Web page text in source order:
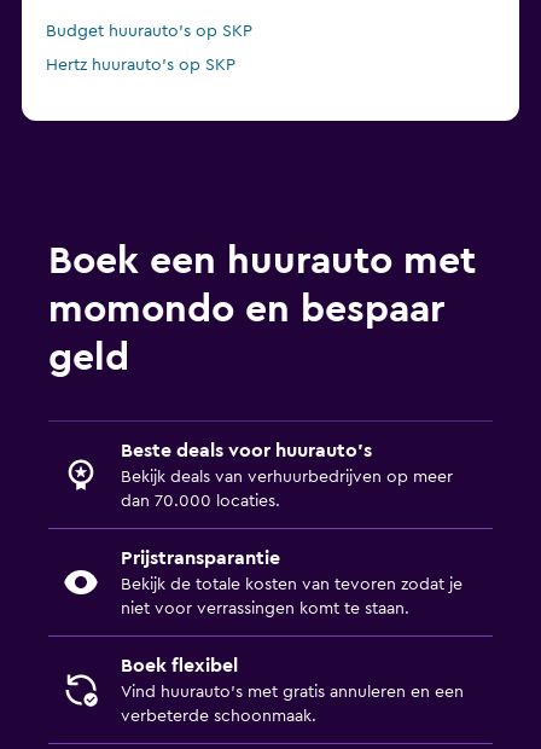
Budget huurauto's op SKP
Hertz huurauto's op SKP
Boek een huurauto met
momondo en bespaar
geld
Beste deals voor huurauto's
Bekijk deals van verhuurbedrijven op meer
dan 70.000 locaties.
Prijstransparantie
Bekijk de totale kosten van tevoren zodat je
niet voor verrassingen komt te staan.
Boek flexibel
Vind huurauto's met gratis annuleren en een
verbeterde schoonmaak.